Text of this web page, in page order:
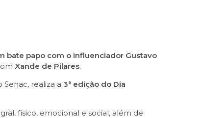
bate papo com o influenciador Gustavo
Xande de Pilares.
realiza a 3ª edição do Dia
físico, emocional e social, além de